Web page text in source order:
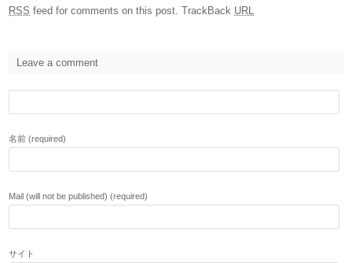
RSS feed for comments on this post. TrackBack URL
Leave a comment
名前 (required)
Mail (will not be published) (required)
サイト